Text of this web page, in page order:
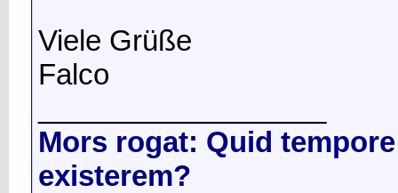
Viele Grüße
Falco
Mors rogat: Quid
existerem?